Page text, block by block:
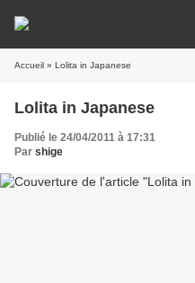
Accueil » Lolita in Japanese
Lolita in Japanese
Publié le 24/04/2011 à 17:31
Par shige